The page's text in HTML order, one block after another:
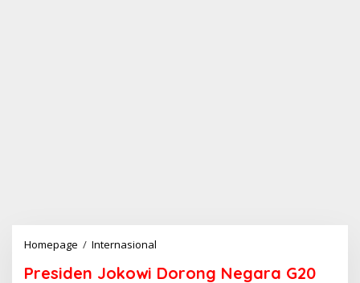
Homepage / Internasional
e
Presiden Jokowi Dorong Negara G20